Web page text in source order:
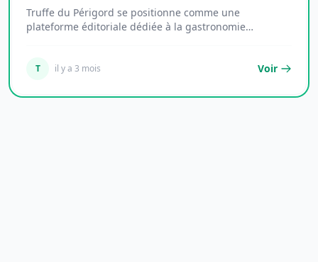
Truffe du Périgord se positionne comme une
plateforme éditoriale dédiée à la gastronomie
T il y a 3 mois Voir